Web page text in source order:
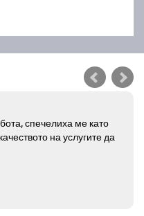
спечелиха ме като
на услугите да